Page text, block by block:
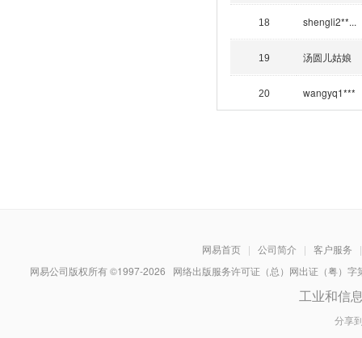
18 shengli2**...
19 汤圆儿姑娘
20 wangyq1***
网易首页 | 公司简介 | 客户服务
|
网易公司版权所有 ©1997-2026 网络出版服务许可证（总）网出证（粤）
工业和信
分享